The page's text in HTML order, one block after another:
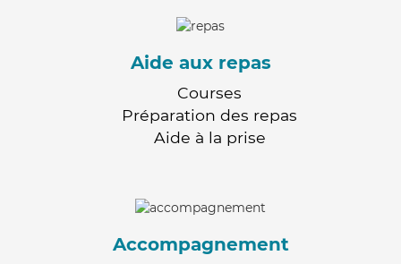
Aide aux repas
Courses
Préparation des repas
Aide à la prise
Accompagnement